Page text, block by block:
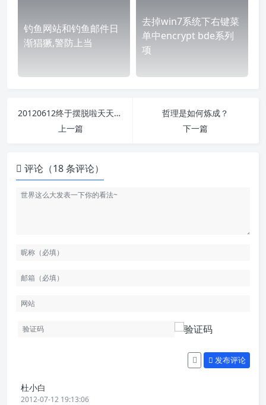
钓鱼网站和钓鱼邮件日
渐猖獗,警防上当
去掉win7系统下右键菜
单中encrypt bde系列
项
20120612终于摆脱啦天天土豆泥的日子
上一篇
哲理是如何炼成？
下一篇
评论（18 条评论）
发布评论
杜小白
2012-07-12 19:13:06